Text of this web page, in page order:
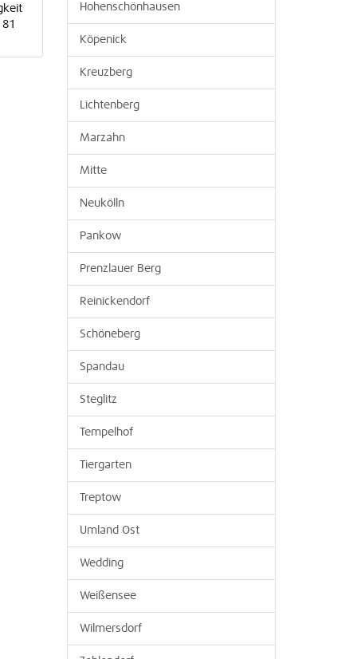
Hohenschönhausen
Köpenick
Kreuzberg
Lichtenberg
Marzahn
Mitte
Neukölln
Pankow
Prenzlauer Berg
Reinickendorf
Schöneberg
Spandau
Steglitz
Tempelhof
Tiergarten
Treptow
Umland Ost
Wedding
Weißensee
Wilmersdorf